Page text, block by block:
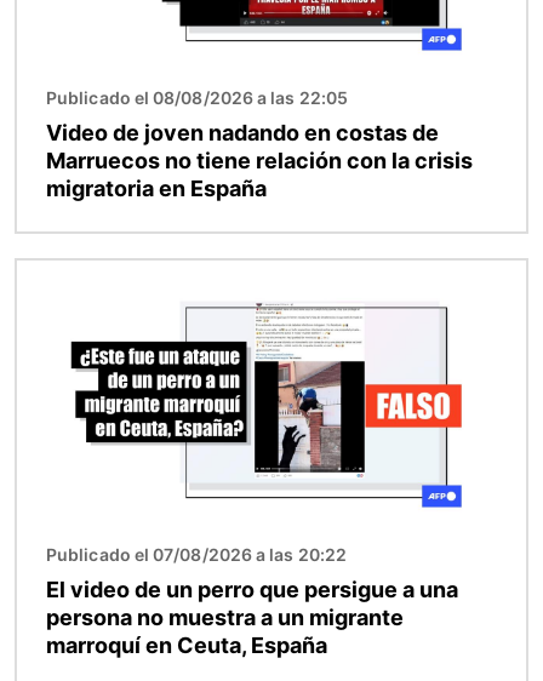
Publicado el 08/08/2026 a las 22:05
Video de joven nadando en costas de
Marruecos no tiene relación con la crisis
migratoria en España
Publicado el 07/08/2026 a las 20:22
El video de un perro que persigue a una
persona no muestra a un migrante
marroquí en Ceuta, España